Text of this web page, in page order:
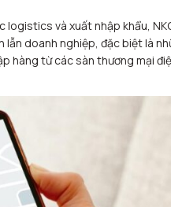
logistics và xuất nhập khẩu,
lẫn doanh nghiệp, đặc biệt là
hàng từ các sàn thương mại